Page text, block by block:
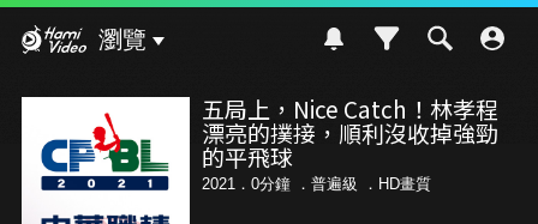
瀏覽
五局上，Nice Catch！林孝程
漂亮的撲接，順利沒收掉強勁
的平飛球
2021．0分鐘 ． 普遍級 ．HD畫質